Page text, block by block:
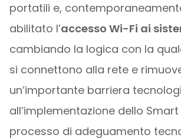
portatili e,
abilitato l’accesso Wi-Fi ai
cambiando la logica con la
si connettono alla rete e
un’importante barriera
all’implementazione dello Smart
processo di adeguamento